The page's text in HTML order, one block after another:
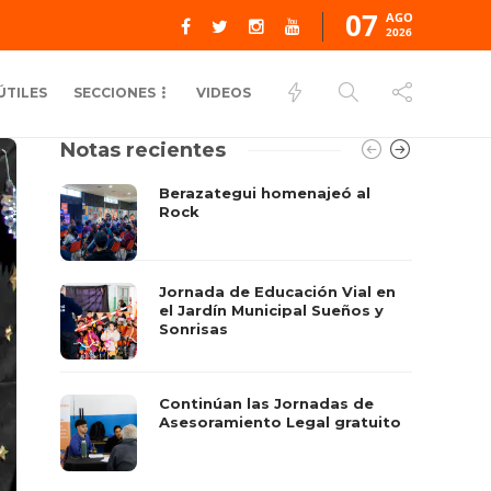
07 AGO
2026
SECCIONES VIDEOS
Notas recientes
Berazategui homenajeó al
Rock
Jornada de Educación Vial en
el Jardín Municipal Sueños y
Sonrisas
Continúan las Jornadas de
Asesoramiento Legal gratuito